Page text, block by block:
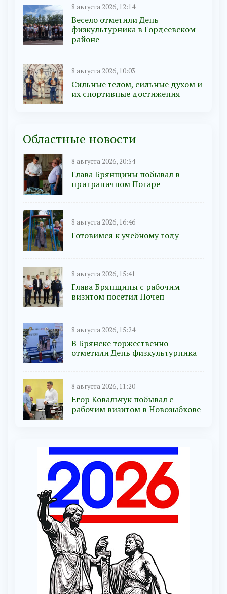
8 августа 2026, 12:14
Весело отметили День
физкультурника в Гордеевском
районе
8 августа 2026, 10:03
Сильные телом, сильные духом и
их спортивные достижения
Областные новости
8 августа 2026, 20:54
Глава Брянщины побывал в
приграничном Погаре
8 августа 2026, 16:46
Готовимся к учебному году
8 августа 2026, 15:41
Глава Брянщины с рабочим
визитом посетил Почеп
8 августа 2026, 15:24
В Брянске торжественно
отметили День физкультурника
8 августа 2026, 11:20
Егор Ковальчук побывал с
рабочим визитом в Новозыбкове